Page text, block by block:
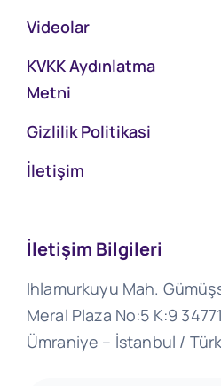
Videolar
KVKK Aydınlatma
Metni
Gizlilik Politikasi
İletişim
İletişim Bilgileri
Ihlamurkuyu Mah.
Meral Plaza No:5 K:9 34771
Ümraniye – İstanbul /